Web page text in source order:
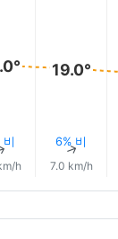
비
h
19.0°
6% 비
↑
7.0 km/h